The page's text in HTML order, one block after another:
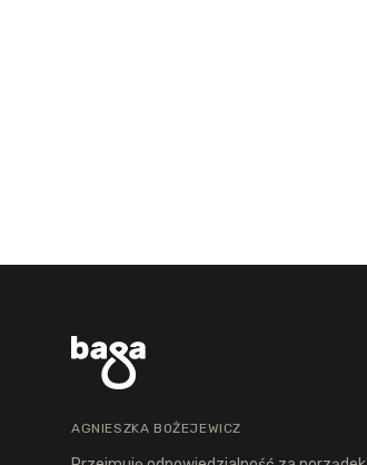
AGNIESZKA BOŻEJEWICZ